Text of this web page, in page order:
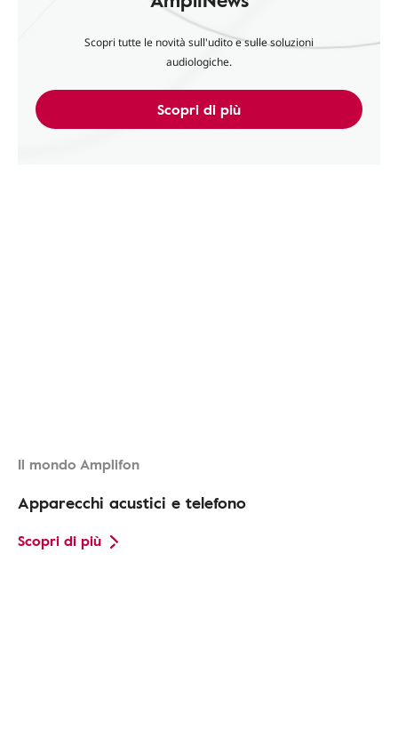
Scopri tutte le novità sull'udito e sulle soluzioni
audiologiche.
Scopri di più
Il mondo Amplifon
Apparecchi acustici e telefono
Scopri di più